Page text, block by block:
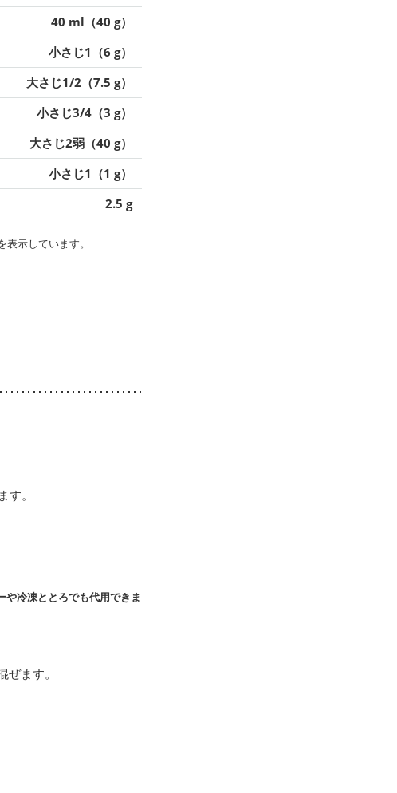
40 ml（40 g）
小さじ1（6 g）
大さじ1/2（7.5 g）
小さじ3/4（3 g）
大さじ2弱（40 g）
小さじ1（1 g）
2.5 g
示しています。
。
冷凍ととろでも代用できま
ます。